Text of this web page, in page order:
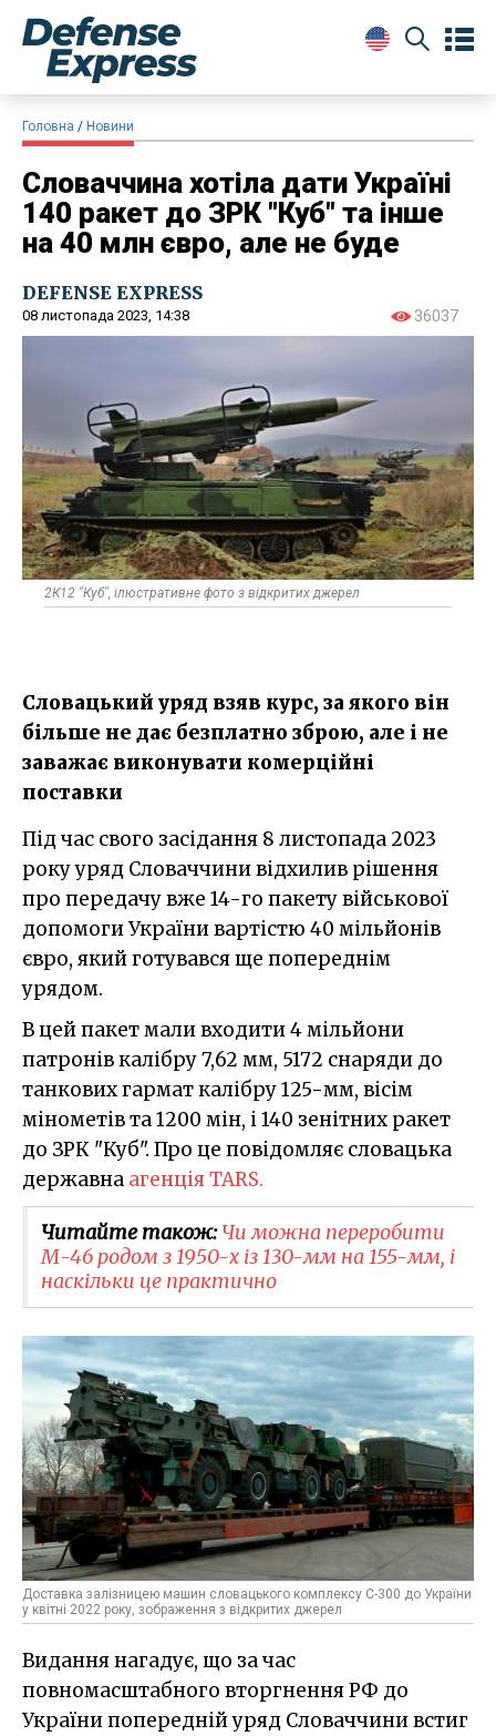
Головна Новини
Словаччина хотіла дати Україні
140 ракет до ЗРК "Куб" та інше
на 40 млн євро, але не буде
DEFENSE EXPRESS
08 листопада 2023, 14:38 36037
2К12 "Куб", ілюстративне фото з відкритих джерел
Словацький уряд взяв курс, за якого він
більше не дає безплатно зброю, але і не
заважає виконувати комерційні
поставки
Під час свого засідання 8 листопада 2023
року уряд Словаччини відхилив рішення
про передачу вже 14-го пакету військової
допомоги України вартістю 40 мільйонів
євро, який готувався ще попереднім
урядом.
В цей пакет мали входити 4 мільйони
патронів калібру 7,62 мм, 5172 снаряди до
танкових гармат калібру 125-мм, вісім
мінометів та 1200 мін, і 140 зенітних ракет
до ЗРК "Куб". Про це повідомляє словацька
державна агенція TARS.
Читайте також:Чи можна переробити
М-46 родом з 1950-х із 130-мм на 155-мм, і
наскільки це практично
Доставка залізницею машин словацького комплексу С-300 до України
у квітні 2022 року, зображення з відкритих джерел
Видання нагадує, що за час
повномасштабного вторгнення РФ до
України попередній уряд Словаччини встиг